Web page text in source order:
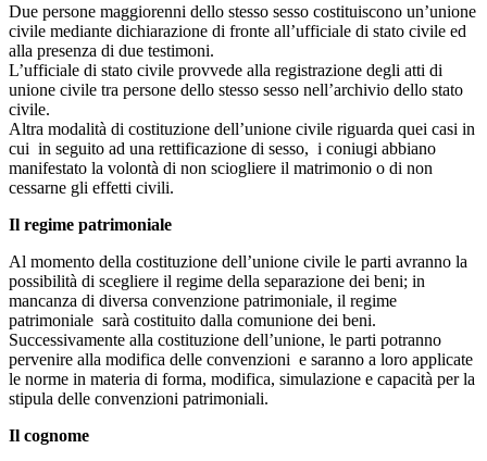
Due persone maggiorenni dello stesso sesso costituiscono un’unione
civile mediante dichiarazione di fronte all’ufficiale di stato civile ed
alla presenza di due testimoni.
L’ufficiale di stato civile provvede alla registrazione degli atti di
unione civile tra persone dello stesso sesso nell’archivio dello stato
civile.
Altra modalità di costituzione dell’unione civile riguarda quei casi in
cui in seguito ad una rettificazione di sesso, i coniugi abbiano
manifestato la volontà di non sciogliere il matrimonio o di non
cessarne gli effetti civili.
Il regime patrimoniale
Al momento della costituzione dell’unione civile le parti avranno la
possibilità di scegliere il regime della separazione dei beni; in
mancanza di diversa convenzione patrimoniale, il regime
patrimoniale sarà costituito dalla comunione dei beni.
Successivamente alla costituzione dell’unione, le parti potranno
pervenire alla modifica delle convenzioni e saranno a loro applicate
le norme in materia di forma, modifica, simulazione e capacità per la
stipula delle convenzioni patrimoniali.
Il cognome